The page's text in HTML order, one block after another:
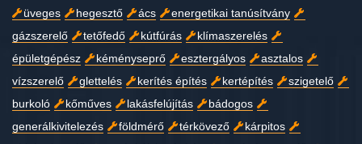
üveges
hegesztő ács
energetikai tanúsítvány
gázszerelő
tetőfedő kútfúrás
klímaszerelés
épületgépész
kéményseprő esztergályos
asztalos
vízszerelő
glettelés kerítés építés kertépítés
szigetelő
burkoló
kőműves lakásfelújítás
bádogos
generálkivitelezés
földmérő térkövező
kárpitos